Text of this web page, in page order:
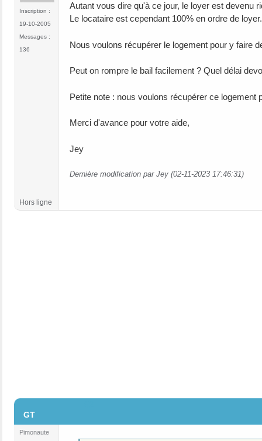
Inscription :
19-10-2005
Messages :
136
Autant vous dire qu'à ce jour, le loyer est devenu
Le locataire est cependant 100% en ordre de loyer.
Nous voulons récupérer le logement pour y faire
Peut on rompre le bail facilement ? Quel délai
Petite note : nous voulons récupérer ce logement
Merci d'avance pour votre aide,
Jey
Dernière modification par Jey (02-11-2023 17:46:31)
Hors ligne
GT
Pimonaute